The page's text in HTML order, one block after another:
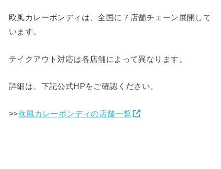
欧風カレーボンディは、全国に７店舗チェーン展開して
います。
テイクアウト対応は各店舗によって異なります。
詳細は、下記公式HPをご確認ください。
>>欧風カレーボンディの店舗一覧